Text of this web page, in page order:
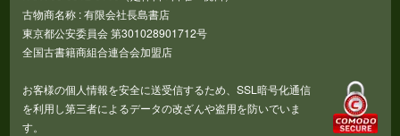
古物商名称 : 有限会社長島書店
東京都公安委員会 第301028901712号
全国古書籍商組合連合会加盟店
お客様の個人情報を安全に送受信するため、SSL暗号化通信
を利用し第三者によるデータの改ざんや盗用を防いでいま
す。